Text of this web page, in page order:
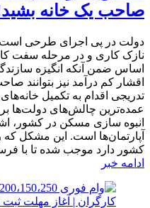
صاحب یک خانه
دولت در پی اجرای طرحی است
نازک کاری و در مرحله سفت
اساس ضمن آنکه انگیزه
اقشار کم درآمد نیز بتوانند
تدریجی اقدام به تکمیل
عمده‌ترین چالش‌های دولت‌ها
انبوه سازی مسکن در کشور،
آپارتمان‌ها است. این مشکل
کشور دارد موجب شده تا با
ادامه خبر